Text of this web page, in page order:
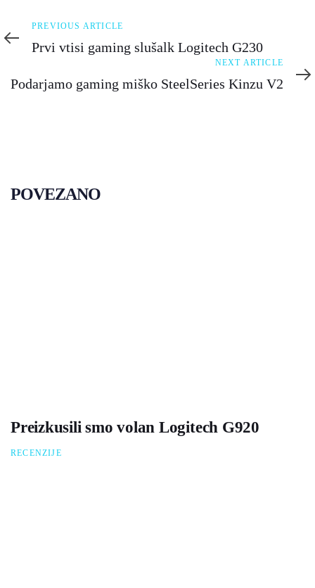
Previous
Article
PREVIOUS ARTICLE
Prvi vtisi gaming slušalk Logitech G230
Article
NEXT ARTICLE
Podarjamo gaming miško SteelSeries Kinzu V2
POVEZANO
Preizkusili smo volan Logitech G920
RECENZIJE